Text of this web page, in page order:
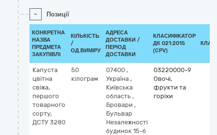
- Позиції
КОНКРЕТНА
НАЗВА
ПРЕДМЕТА
ЗАКУПІВЛІ
КІЛЬКІСТЬ
/
ОД.ВИМІРУ
АДРЕСА
ДОСТАВКИ /
ПЕРІОД
ДОСТАВКИ
КЛАСИФІКАТОР
ДК 021:2015
(CPV)
Капуста
цвітна
свіжа,
першого
товарного
сорту,
ДСТУ 3280
50
кілограм
07400 ,
Україна ,
Київська
область ,
Бровари ,
Бульвар
Незалежності
будинок 15-б
03220000-9
Овочі,
фрукти та
горіхи